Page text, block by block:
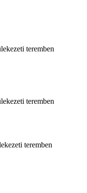
teremben
teremben
teremben